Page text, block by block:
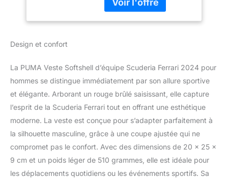
la poitrine et sur la
combinaison de course
de l’équipe Résistant à
l'eau et au vent
devant Coupe droite
Composition : 100 %
polyester
Design et confort
La PUMA Veste Softshell d’équipe Scuderia Ferrari 2024 pour
hommes se distingue immédiatement par son allure sportive
et élégante. Arborant un rouge brûlé saisissant, elle capture
l’esprit de la Scuderia Ferrari tout en offrant une esthétique
moderne. La veste est conçue pour s’adapter parfaitement à
la silhouette masculine, grâce à une coupe ajustée qui ne
compromet pas le confort. Avec des dimensions de 20 x 25 x
9 cm et un poids léger de 510 grammes, elle est idéale pour
les déplacements quotidiens ou les événements sportifs. Sa